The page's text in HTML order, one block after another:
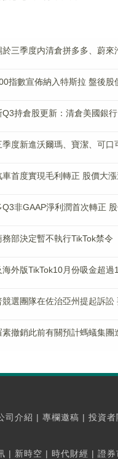
於三季度内清倉拼多多、蔚來
指數宣佈納入特斯拉 盤後股
Q3持倉股更新：清倉美國銀
季度新進沃爾瑪、寶潔、可口
車首度實現毛利轉正 股價大
Q3非GAAP淨利潤首次轉正
務部決定暫不執行TikTok禁令
海外版TikTok10月份吸金超
競選團隊在佐治亞州提起訴訟
素撤銷此前有關預計螞蟻集團
司介紹 | 專欄邀稿 | 投資者
| 新時空 | 時代財經 | 證券